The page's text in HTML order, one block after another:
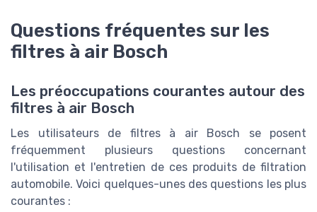
Questions fréquentes sur les
filtres à air Bosch
Les préoccupations courantes autour des
filtres à air Bosch
Les utilisateurs de filtres à air Bosch se posent
fréquemment plusieurs questions concernant
l'utilisation et l'entretien de ces produits de filtration
automobile. Voici quelques-unes des questions les plus
courantes :